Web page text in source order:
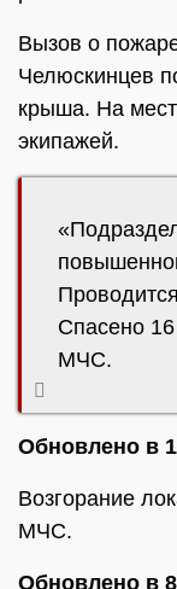
Вызов о
Челюскинцев
крыша. На
экипажей.
Спасено
МЧС.
Обновлено в
Возгорание
МЧС.
Обновлено в